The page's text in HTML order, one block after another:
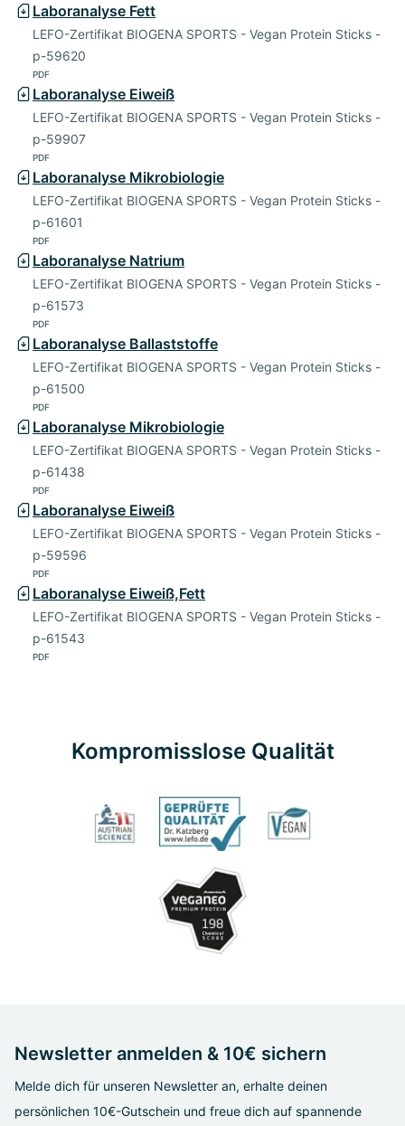
Laboranalyse Fett
LEFO-Zertifikat BIOGENA SPORTS - Vegan Protein Sticks -
p-59620
PDF
Laboranalyse Eiweiß
LEFO-Zertifikat BIOGENA SPORTS - Vegan Protein Sticks -
p-59907
PDF
Laboranalyse Mikrobiologie
LEFO-Zertifikat BIOGENA SPORTS - Vegan Protein Sticks -
p-61601
PDF
Laboranalyse Natrium
LEFO-Zertifikat BIOGENA SPORTS - Vegan Protein Sticks -
p-61573
PDF
Laboranalyse Ballaststoffe
LEFO-Zertifikat BIOGENA SPORTS - Vegan Protein Sticks -
p-61500
PDF
Laboranalyse Mikrobiologie
LEFO-Zertifikat BIOGENA SPORTS - Vegan Protein Sticks -
p-61438
PDF
Laboranalyse Eiweiß
LEFO-Zertifikat BIOGENA SPORTS - Vegan Protein Sticks -
p-59596
PDF
Laboranalyse Eiweiß,Fett
LEFO-Zertifikat BIOGENA SPORTS - Vegan Protein Sticks -
p-61543
PDF
Kompromisslose Qualität
Newsletter anmelden & 10€ sichern
Melde dich für unseren Newsletter an, erhalte deinen
persönlichen 10€-Gutschein und freue dich auf spannende